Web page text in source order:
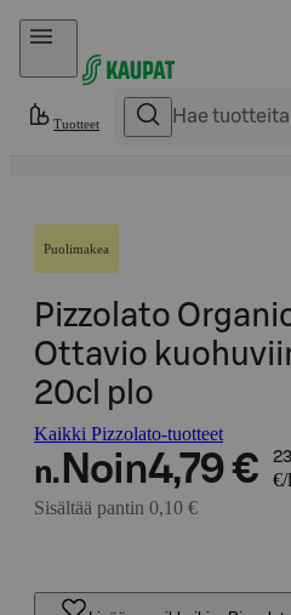
Hyppää sisältöön
Tuotteet
Puolimakea
Pizzolato
Ottavio
20cl plo
Kaikki Pizzolato-tuotteet
n. Noin4,79 €
€/l
Sisältää pantin 0,10 €